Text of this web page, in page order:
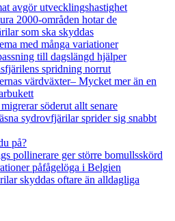
avgör utvecklingshastighet
2000-områden hotar de
som ska skyddas
med många variationer
till dagslängd hjälper
spridning norrut
värdväxter– Mycket mer än en
söderut allt senare
sydrovfjärilar sprider sig snabbt
på?
pollinerare ger större bomullsskörd
påfågelöga i Belgien
skyddas oftare än alldagliga